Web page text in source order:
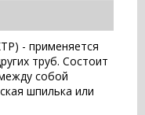
- применяется
труб. Состоит
собой
шпилька или